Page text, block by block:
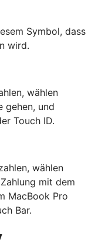
Symbol, dass
wird.
wählen
gehen, und
Touch ID.
wählen
mit dem
MacBook Pro
Bar.